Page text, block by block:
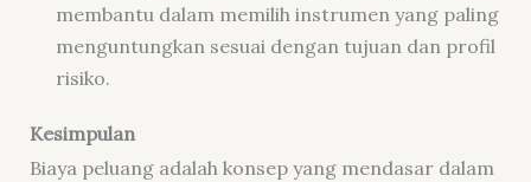
membantu dalam memilih instrumen yang paling
menguntungkan sesuai dengan tujuan dan profil
risiko.
Kesimpulan
Biaya peluang adalah konsep yang mendasar dalam